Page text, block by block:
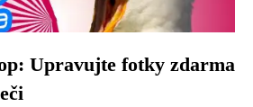
Upravujte fotky zdarma